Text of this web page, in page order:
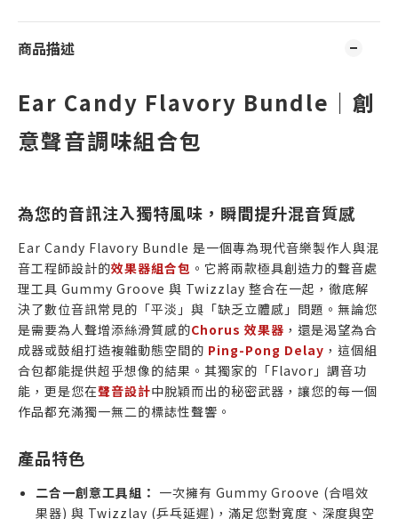
商品描述
Ear Candy Flavory Bundle｜創
意聲音調味組合包
為您的音訊注入獨特風味，瞬間提升混音質感
Ear Candy Flavory Bundle 是一個專為現代音樂製作人與混
音工程師設計的效果器組合包 。它將兩款極具創造力的聲音處
理工具 Gummy Groove 與 Twizzlay 整合在一起，徹底解
決了數位音訊常見的「平淡」與「缺乏立體感」問題。無論您
是需要為人聲增添絲滑質感的Chorus 效果器 ，還是渴望為合
成器或鼓組打造複雜動態空間的 Ping-Pong Delay ，這個組
合包都能提供超乎想像的結果。其獨家的「Flavor」調音功
能，更是您在聲音設計中脫穎而出的秘密武器，讓您的每一個
作品都充滿獨一無二的標誌性聲響。
產品特色
二合一創意工具組： 一次擁有 Gummy Groove (合唱效
果器) 與 Twizzlay (乒乓延遲)，滿足您對寬度、深度與空